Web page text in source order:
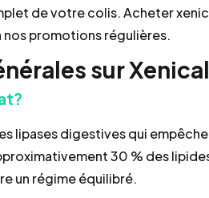
de votre colis. Acheter
nos promotions régulières.
sur
lipases digestives qui
30 % des
un régime équilibré.